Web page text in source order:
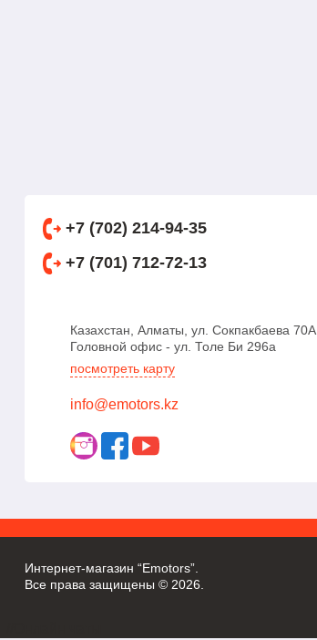
+7 (702) 214-94-35
+7 (701) 712-72-13
Казахстан, Алматы, ул. Сокпакбаева 70А
Головной офис - ул. Толе Би 296а
посмотреть карту
info@emotors.kz
Интернет-магазин “Emotors”.
Все права защищены © 2026.